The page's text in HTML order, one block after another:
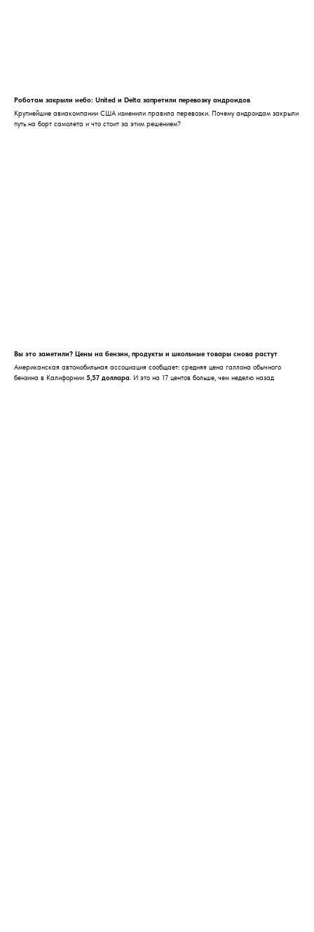
Роботам закрыли небо: United и Delta запретили перевозку андроидов
Крупнейшие авиакомпании США изменили правила перевозки. Почему андроидам закрыли
путь на борт самолета и что стоит за этим решением?
Вы это заметили? Цены на бензин, продукты и школьные товары снова растут
Американская автомобильная ассоциация сообщает: средняя цена галлона обычного
бензина в Калифорнии 5,57 доллара . И это на 17 центов больше, чем неделю назад